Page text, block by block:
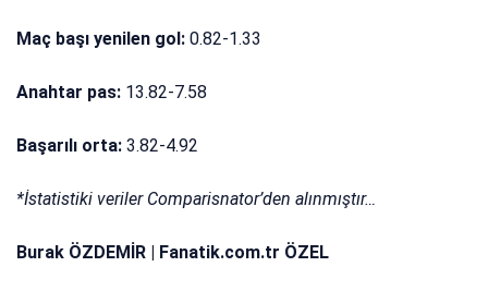
Maç başı yenilen gol:0.82-1.33
Anahtar pas: 13.82-7.58
Başarılı orta: 3.82-4.92
*İstatistiki veriler Comparisnator’den alınmıştır…
Burak ÖZDEMİR | Fanatik.com.tr ÖZEL